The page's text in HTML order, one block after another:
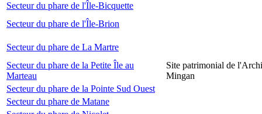
Secteur du phare de l'Île-Bicquette
Secteur du phare de l'Île-Brion
Secteur du phare de La Martre
Secteur du phare de la Petite Île au
Marteau
Site patrimonial de
Mingan
Secteur du phare de la Pointe Sud Ouest
Secteur du phare de Matane